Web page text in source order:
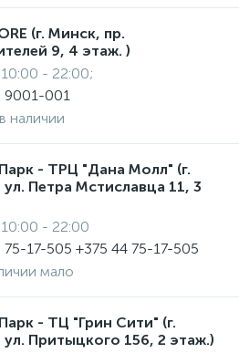
(г. Минск, пр.
9, 4 этаж. )
- 22:00;
9001-001
наличии
- ТРЦ "Дана Молл" (г.
Петра Мстиславца 11, 3
- 22:00
75-17-505 +375 44 75-17-505
мало
- ТЦ "Грин Сити" (г.
Притыцкого 156, 2 этаж.)